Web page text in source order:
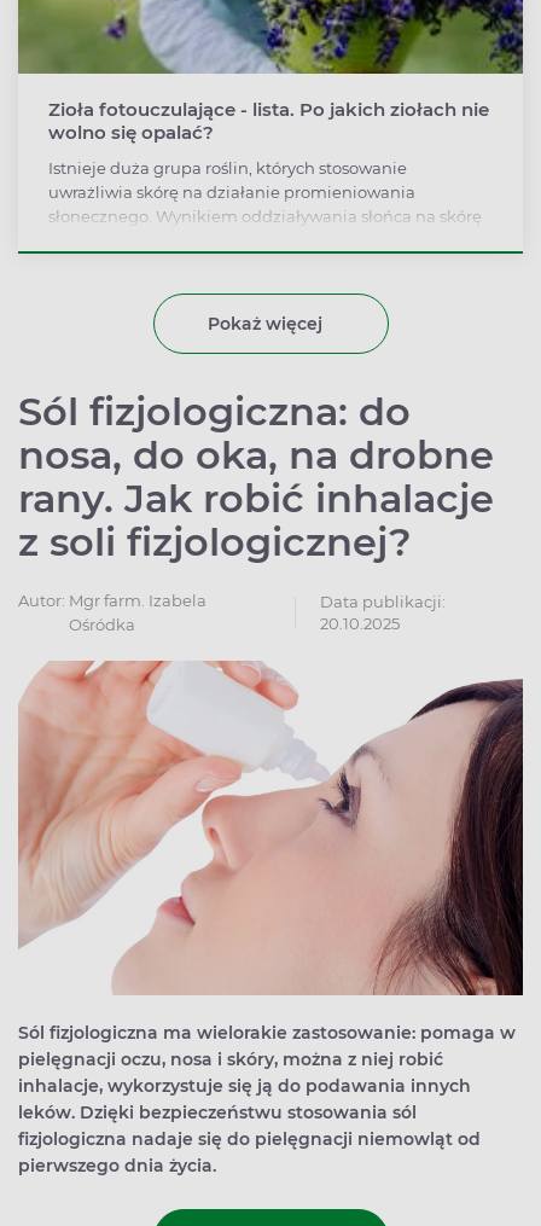
Zioła fotouczulające - lista. Po jakich ziołach nie
wolno się opalać?
Istnieje duża grupa roślin, których stosowanie
uwrażliwia skórę na działanie promieniowania
słonecznego. Wynikiem oddziaływania słońca na skórę
różne objawy. Do roślin fotouczulających zalicza się
powszechnie stosowane zioła, np. dziurawiec, nawłoć,
nagietek, rumianek czy krwawnik.
Pokaż więcej
Sól fizjologiczna: do
nosa, do oka, na drobne
rany. Jak robić inhalacje
z soli fizjologicznej?
Autor: Mgr farm. Izabela
Ośródka
Data publikacji:
20.10.2025
Sól fizjologiczna ma wielorakie zastosowanie: pomaga w
pielęgnacji oczu, nosa i skóry, można z niej robić
inhalacje, wykorzystuje się ją do podawania innych
leków. Dzięki bezpieczeństwu stosowania sól
fizjologiczna nadaje się do pielęgnacji niemowląt od
pierwszego dnia życia.